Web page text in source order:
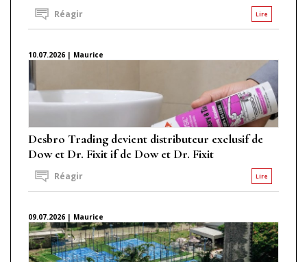
Lire
Réagir
10.07.2026 | Maurice
Desbro Trading devient distributeur exclusif de
Dow et Dr. Fixit if de Dow et Dr. Fixit
Lire
Réagir
09.07.2026 | Maurice